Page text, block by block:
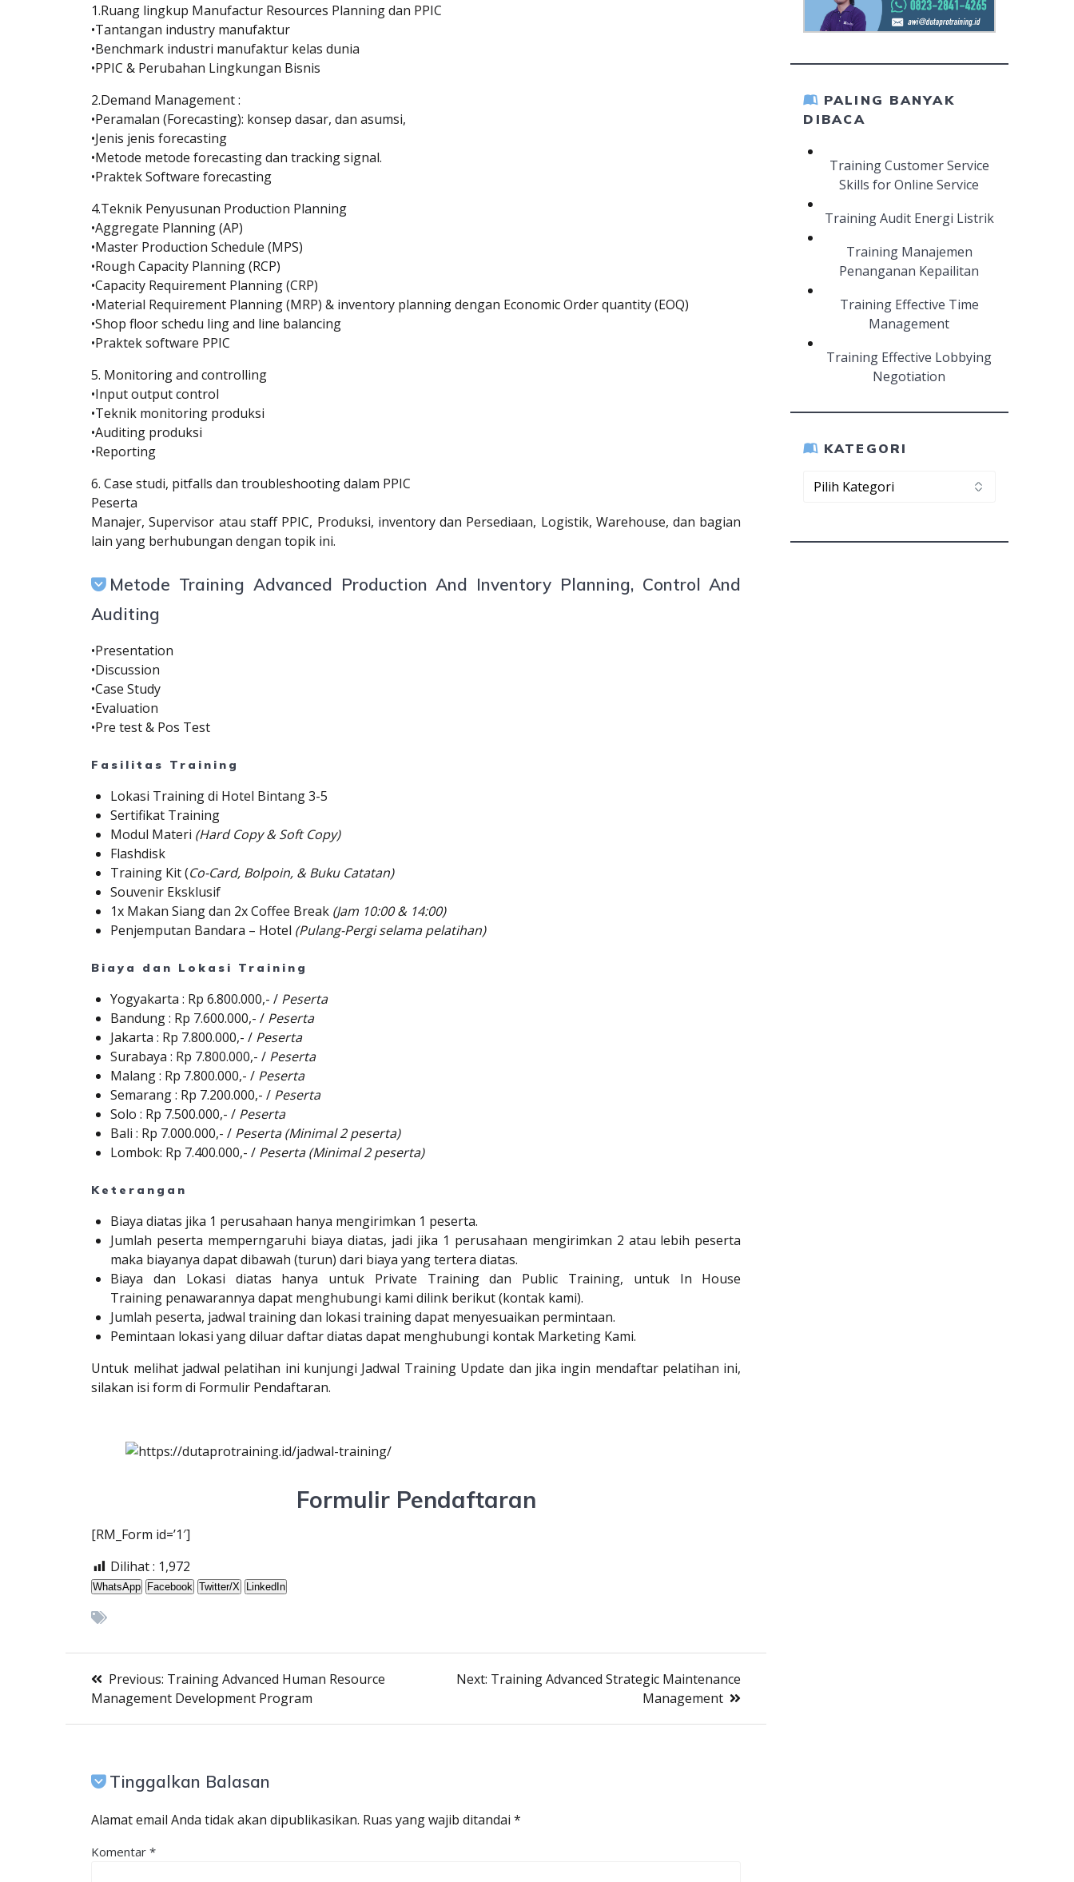
1.Ruang lingkup Manufactur Resources Planning dan PPIC
•Tantangan industry manufaktur
•Benchmark industri manufaktur kelas dunia
•PPIC & Perubahan Lingkungan Bisnis
2.Demand Management :
•Peramalan (Forecasting): konsep dasar, dan asumsi,
•Jenis jenis forecasting
•Metode metode forecasting dan tracking signal.
•Praktek Software forecasting
4.Teknik Penyusunan Production Planning
•Aggregate Planning (AP)
•Master Production Schedule (MPS)
•Rough Capacity Planning (RCP)
•Capacity Requirement Planning (CRP)
•Material Requirement Planning (MRP) & inventory planning dengan Economic Order quantity (EOQ)
•Shop floor schedu ling and line balancing
•Praktek software PPIC
5. Monitoring and controlling
•Input output control
•Teknik monitoring produksi
•Auditing produksi
•Reporting
6. Case studi, pitfalls dan troubleshooting dalam PPIC
Peserta
Manajer, Supervisor atau staff PPIC, Produksi, inventory dan Persediaan, Logistik, Warehouse, dan bagian
lain yang berhubungan dengan topik ini.
Metode Training Advanced Production And Inventory Planning, Control And
Auditing
•Presentation
•Discussion
•Case Study
•Evaluation
•Pre test & Pos Test
Fasilitas Training
Lokasi Training di Hotel Bintang 3-5
Sertifikat Training
Modul Materi (Hard Copy & Soft Copy)
Flashdisk
Training Kit (Co-Card, Bolpoin, & Buku Catatan)
Souvenir Eksklusif
1x Makan Siang dan 2x Coffee Break (Jam 10:00 & 14:00)
Penjemputan Bandara – Hotel (Pulang-Pergi selama pelatihan)
Biaya dan Lokasi Training
Yogyakarta : Rp 6.800.000,- / Peserta
Bandung: Rp 7.600.000,- / Peserta
Jakarta : Rp 7.800.000,- / Peserta
Surabaya: Rp 7.800.000,- / Peserta
Malang: Rp 7.800.000,- / Peserta
Semarang: Rp 7.200.000,- / Peserta
Solo : Rp 7.500.000,- / Peserta
Bali : Rp 7.000.000,- / Peserta (Minimal 2 peserta)
Lombok: Rp 7.400.000,- / Peserta (Minimal 2 peserta)
Keterangan
Biaya diatas jika 1 perusahaan hanya mengirimkan 1 peserta.
Jumlah peserta memperngaruhi biaya diatas, jadi jika 1 perusahaan mengirimkan 2 atau lebih peserta
maka biayanya dapat dibawah (turun) dari biaya yang tertera diatas.
Biaya dan Lokasi diatas hanya untuk Private Trainingdan Public Training, untuk In House
Training penawarannya dapat menghubungi kami dilink berikut (kontak kami).
Jumlah peserta, jadwal trainingdan lokasi trainingdapat menyesuaikan permintaan.
Pemintaan lokasi yang diluardaftardiatas dapat menghubungi kontak Marketing Kami.
Untuk melihatjadwal pelatihan ini kunjungi Jadwal Training Update dan jika ingin mendaftar pelatihan ini,
silakan isi form di Formulir Pendaftaran.
Formulir Pendaftaran
[RM_Form id=’1′]
Dilihat : 1,972
WhatsApp Facebook Twitter/X LinkedIn
Navigasi
pos
Previous: Previous
post:
Training Advanced Human Resource
Management Development Program
Next: Next
Training Advanced Strategic Maintenance
Management
Tinggalkan Balasan
Alamat email Anda tidak akan dipublikasikan. Ruas yang wajib ditandai*
Komentar*
PALING BANYAK
DIBACA
Training Customer Service
Skills for Online Service
Training Audit Energi Listrik
Training Manajemen
Penanganan Kepailitan
Training Effective Time
Management
Training Effective Lobbying
Negotiation
KATEGORI
Kategori